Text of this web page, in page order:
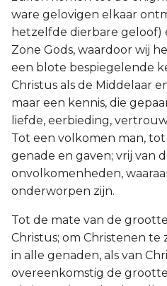
ware gelovigen elkaar
hetzelfde dierbare geloof)
Zone Gods, waardoor wij
een blote bespiegelende
Christus als de Middelaar
maar een kennis, die
liefde, eerbieding,
Tot een volkomen man,
genade en gaven; vrij van
onvolkomenheden,
onderworpen zijn.
Tot de mate van de
Christus; om Christenen te
in alle genaden, als van
overeenkomstig de